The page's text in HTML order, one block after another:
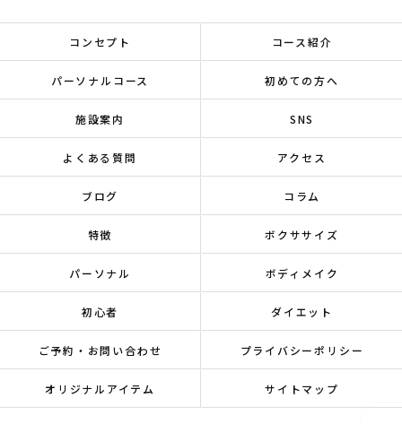
コンセプト コース紹介
パーソナルコース 初めての方へ
施設案内 SNS
よくある質問 アクセス
ブログ コラム
特徴 ボクササイズ
パーソナル ボディメイク
初心者 ダイエット
ご予約・お問い合わせ プライバシーポリシー
オリジナルアイテム サイトマップ